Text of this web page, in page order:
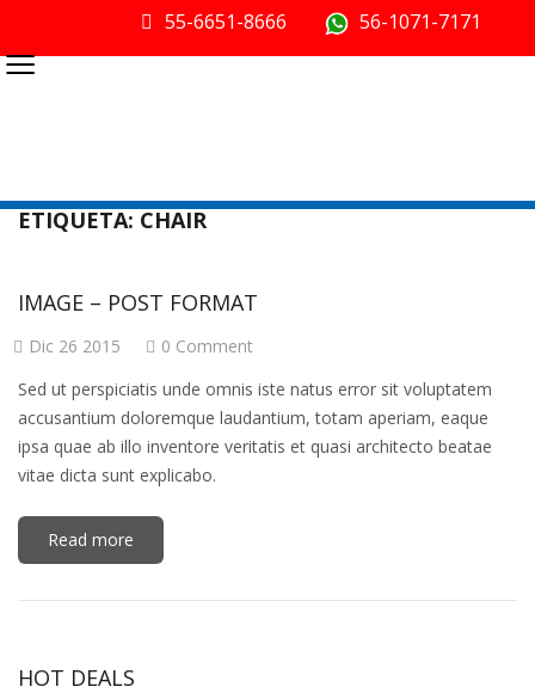
55-6651-8666 56-1071-7171
≡
ETIQUETA: CHAIR
IMAGE – POST FORMAT
Dic 26 2015
0 Comment
Sed ut perspiciatis unde omnis iste natus error sit voluptatem
accusantium doloremque laudantium, totam aperiam, eaque
ipsa quae ab illo inventore veritatis et quasi architecto beatae
vitae dicta sunt explicabo.
Read more
HOT DEALS